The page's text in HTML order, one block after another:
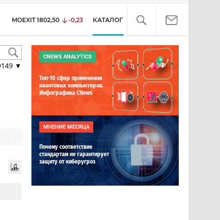
MOEXIT 1802,50 -0,23 КАТАЛОГ
▼
CNEWS ANALYTICS
Топ-10 сфер применения
квантовых компьютеров.
Инфографика CNews
МНЕНИЕ МЕСЯЦА
Почему соответствие
стандартам не гарантирует
защиту от киберугроз